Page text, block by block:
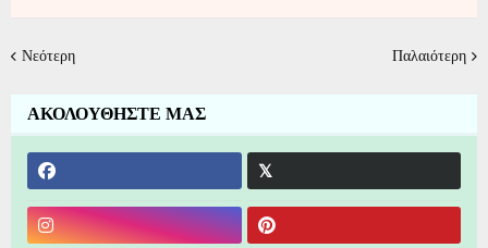
Νεότερη Παλαιότερη
ΑΚΟΛΟΥΘΗΣΤΕ ΜΑΣ